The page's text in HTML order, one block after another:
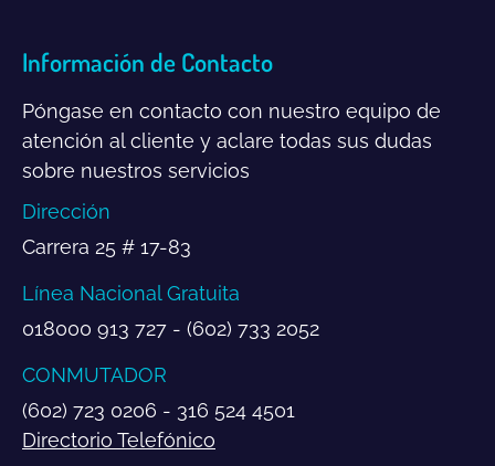
Información de Contacto
Póngase en contacto con nuestro equipo de
atención al cliente y aclare todas sus dudas
sobre nuestros servicios
Dirección
Carrera 25 # 17-83
Línea Nacional Gratuita
018000 913 727 - (602) 733 2052
CONMUTADOR
(602) 723 0206 - 316 524 4501
Directorio Telefónico